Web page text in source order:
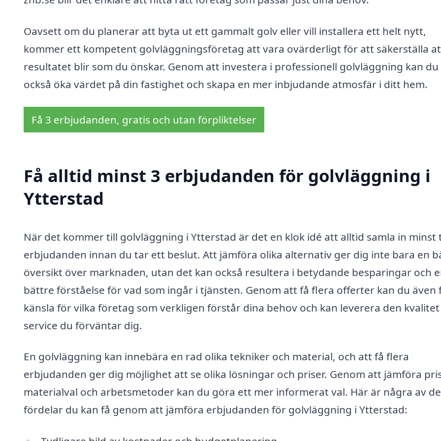
Oavsett om du planerar att byta ut ett gammalt golv eller vill installera ett helt nytt,
kommer ett kompetent golvläggningsföretag att vara ovärderligt för att säkerställa
resultatet blir som du önskar. Genom att investera i professionell golvläggning kan du
också öka värdet på din fastighet och skapa en mer inbjudande atmosfär i ditt hem.
Få 3 erbjudanden, gratis och utan förpliktelser
Få alltid minst 3 erbjudanden för golvläggning i
Ytterstad
När det kommer till golvläggning i Ytterstad är det en klok idé att alltid samla in minst
erbjudanden innan du tar ett beslut. Att jämföra olika alternativ ger dig inte bara en
översikt över marknaden, utan det kan också resultera i betydande besparingar och
bättre förståelse för vad som ingår i tjänsten. Genom att få flera offerter kan du även
känsla för vilka företag som verkligen förstår dina behov och kan leverera den
service du förväntar dig.
En golvläggning kan innebära en rad olika tekniker och material, och att få flera
erbjudanden ger dig möjlighet att se olika lösningar och priser. Genom att jämföra
materialval och arbetsmetoder kan du göra ett mer informerat val. Här är några av de
fördelar du kan få genom att jämföra erbjudanden för golvläggning i Ytterstad: